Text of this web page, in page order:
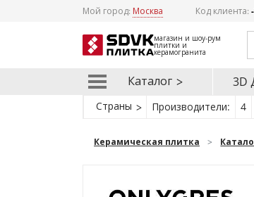
Мой город: Москва Код клиента:
магазин и шоу-рум
плитки и
керамогранита
Каталог 3D
Страны Производители: 4
Керамическая плитка